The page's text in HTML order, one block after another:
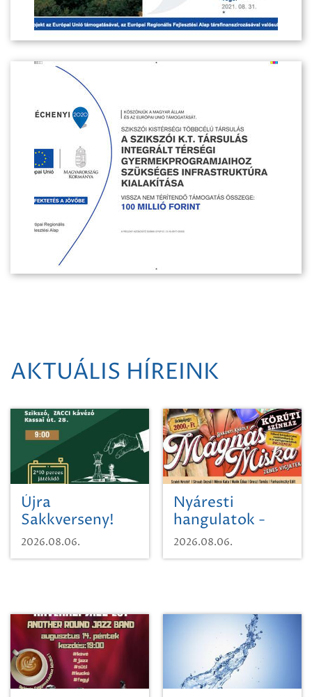
AKTUÁLIS HÍREINK
Újra
Sakkverseny!
2026.08.06.
Nyáresti
hangulatok -
Mágnás Miska
2026.08.06.